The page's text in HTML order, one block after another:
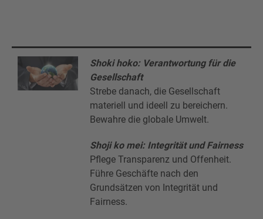
Shoki hoko: Verantwortung für die
Gesellschaft
Strebe danach, die Gesellschaft
materiell und ideell zu bereichern.
Bewahre die globale Umwelt.
Shoji ko mei: Integrität und Fairness
Pflege Transparenz und Offenheit.
Führe Geschäfte nach den
Grundsätzen von Integrität und
Fairness.